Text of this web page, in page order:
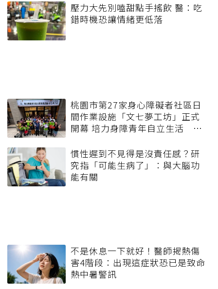
壓力大先別嗑甜點手搖飲 醫：吃
錯時機恐讓情緒更低落
桃園市第27家身心障礙者社區日
間作業設施「文七夢工坊」正式
開幕 培力身障青年自立生活 攜
慣性遲到不見得是沒責任感？研
究指「可能生病了」：與大腦功
能有關
不是休息一下就好！醫師揭熱傷
害4階段：出現這症狀恐已是致命
熱中暑警訊